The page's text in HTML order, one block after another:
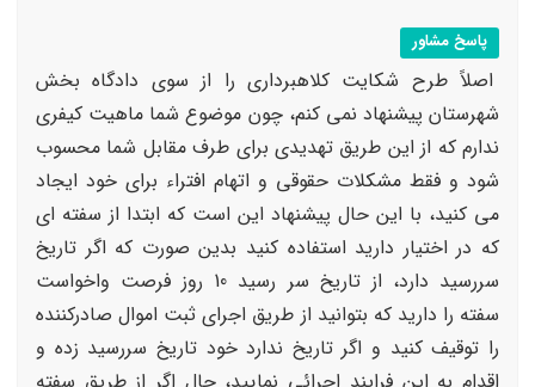
پاسخ مشاور
اصلاً طرح شکایت کلاهبرداری را از سوی دادگاه بخش
شهرستان پیشنهاد نمی کنم، چون موضوع شما ماهیت کیفری
ندارم که از این طریق تهدیدی برای طرف مقابل شما محسوب
شود و فقط مشکلات حقوقی و اتهام افتراء برای خود ایجاد
می کنید، با این حال پیشنهاد این است که ابتدا از سفته ای
که در اختیار دارید استفاده کنید بدین صورت که اگر تاریخ
سررسید دارد، از تاریخ سر رسید 10 روز فرصت واخواست
سفته را دارید که بتوانید از طریق اجرای ثبت اموال صادرکننده
را توقیف کنید و اگر تاریخ ندارد خود تاریخ سررسید زده و